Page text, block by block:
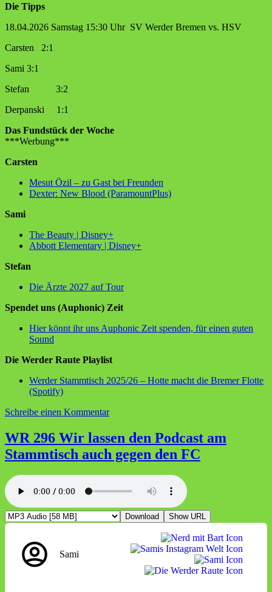
Die Tipps
18.04.2026 Samstag 15:30 Uhr SV Werder Bremen vs. HSV
Carsten 2:1
Sami 3:1
Stefan 3:2
Derpanski 1:1
Das Fundstück der Woche
***Werbung***
Carsten
Mesut Özil – zu Gast bei Freunden
Dexter: New Blood (ParamountPlus)
Sami
The Beauty | Disney+
Abbott Elementary | Disney+
Stefan
Die Ärzte 2027 auf Tour
Spendet uns (Auphonic) Zeit
Hier könnt ihr uns Auphonic Zeit spenden, für einen guten
Sound
Die Werder Raute Playlist
Werder Stammtisch 2025/26 – Hotte macht die Bremer Flotte
(Spotify)
Schreibe einen Kommentarzu
Schiedsrichterfrust
und
HSV
WR 296 Wir lassen den Podcast am
Stammtisch auch gegen den FC
Download Show URL
Sami